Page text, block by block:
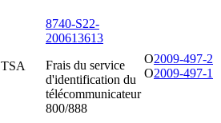
TSA
8740-S22-
200613613
Frais du service
d'identification du
télécommunicateur
800/888
O2009-497-2
O2009-497-1